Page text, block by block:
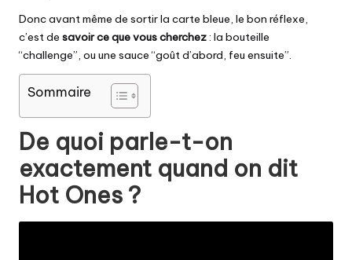
Donc avant même de sortir la carte bleue, le bon réflexe,
c’est de savoir ce que vous cherchez: la bouteille
“challenge”, ou une sauce “goût d’abord, feu ensuite”.
Sommaire
De quoi parle-t-on
exactement quand on dit
Hot Ones ?